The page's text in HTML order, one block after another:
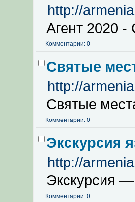
http://
Агент 2020
Комментарии: 0
Святые
http://
Святые
Комментарии: 0
Экскурсия
http://
Экскурсия
Комментарии: 0